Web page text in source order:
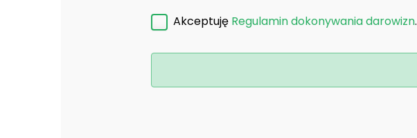
Akceptuję Regulamin dokonywania darowizn.